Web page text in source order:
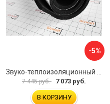
-5%
7 445 руб. 7 073 руб.
В КОРЗИНУ